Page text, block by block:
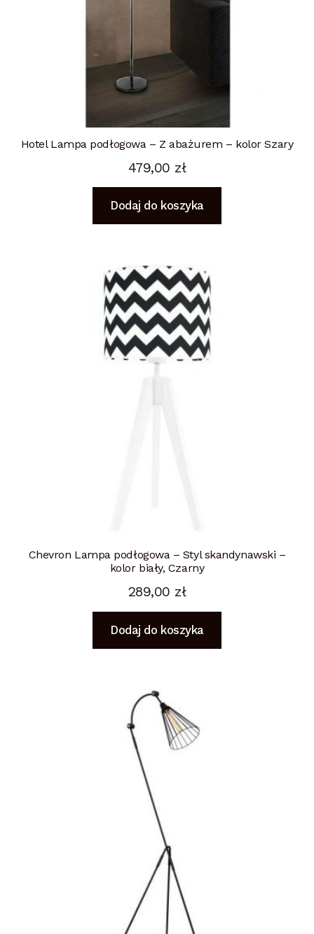
Hotel Lampa podłogowa – Z abażurem – kolor Szary
479,00 zł
Dodaj do koszyka
Chevron Lampa podłogowa – Styl skandynawski –
kolor biały, Czarny
289,00 zł
Dodaj do koszyka